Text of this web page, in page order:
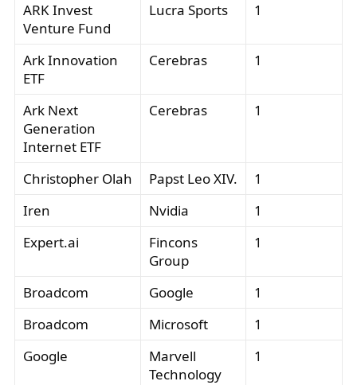
ARK Invest
Venture Fund
Lucra Sports 1
Ark Innovation
ETF
Cerebras 1
Ark Next
Generation
Internet ETF
Cerebras 1
Christopher Olah Papst Leo XIV.
1
Iren
Nvidia
1
Expert.ai
Fincons
Group
1
Broadcom Google
1
Broadcom
Microsoft
1
Google
Marvell
Technology
1